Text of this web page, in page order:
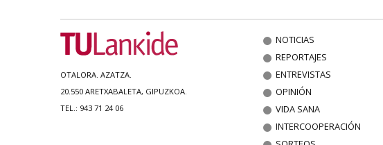
OTALORA. AZATZA.
20.550 ARETXABALETA, GIPUZKOA.
TEL.: 943 71 24 06
NOTICIAS
REPORTAJES
ENTREVISTAS
OPINIÓN
VIDA SANA
INTERCOOPERACIÓN